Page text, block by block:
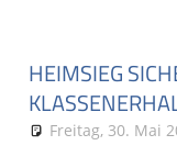
HEIMSIEG
Freitag, 30. Mai